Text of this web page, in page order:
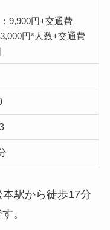
9,900円+交通費
円*人数+交通費
本駅から徒歩17分
。